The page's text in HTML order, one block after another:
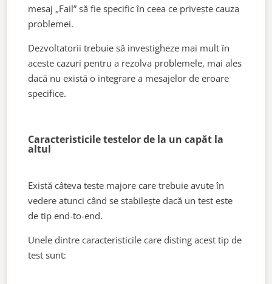
mesaj „Fail” să fie specific în ceea ce privește cauza
problemei.
Dezvoltatorii trebuie să investigheze mai mult în
aceste cazuri pentru a rezolva problemele, mai ales
dacă nu există o integrare a mesajelor de eroare
specifice.
Caracteristicile testelor de la un capăt la
altul
Există câteva teste majore care trebuie avute în
vedere atunci când se stabilește dacă un test este
de tip end-to-end.
Unele dintre caracteristicile care disting acest tip de
test sunt: